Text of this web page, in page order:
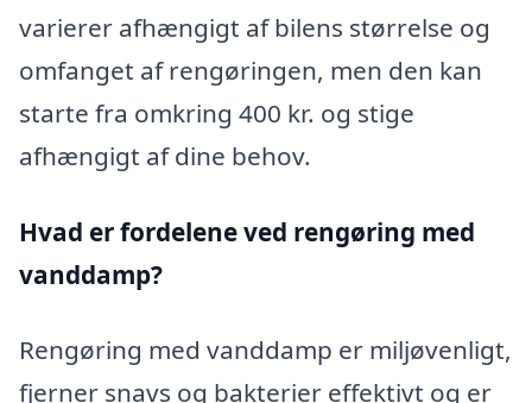
varierer afhængigt af bilens størrelse og
omfanget af rengøringen, men den kan
starte fra omkring 400 kr. og stige
afhængigt af dine behov.
Hvad er fordelene ved rengøring med
vanddamp?
Rengøring med vanddamp er miljøvenligt,
fjerner snavs og bakterier effektivt og er